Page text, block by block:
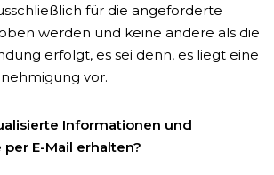
für die angeforderte
werden und keine andere als die
erfolgt, es sei denn, es liegt eine
vor.
Informationen und
E-Mail erhalten?